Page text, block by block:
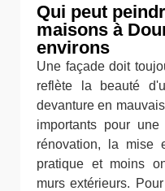
Qui peut
maisons à
environs
Une façade doit
reflète la beauté
devanture en
importants pour
rénovation, la mise
pratique et moins
murs extérieurs.